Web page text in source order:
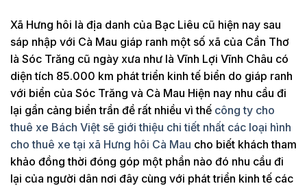
Xã Hưng hôi là địa danh của Bạc Liêu cũ hiện nay sau
sáp nhập với Cà Mau giáp ranh một số xã của Cần Thơ
là Sóc Trăng cũ ngày xưa như là Vĩnh Lợi Vĩnh Châu có
diện tích 85.000 km phát triển kinh tế biển do giáp ranh
với biển của Sóc Trăng và Cà Mau Hiện nay nhu cầu đi
lại gần cảng biển trần đề rất nhiều vì thế công ty cho
thuê xe Bách Việt sẽ giới thiệu chi tiết nhất các loại hình
cho thuê xe tại xã Hưng hôi Cà Mau cho biết khách tham
khảo đồng thời đóng góp một phần nào đó nhu cầu đi
lại của người dân nơi đây cùng với phát triển kinh tế các